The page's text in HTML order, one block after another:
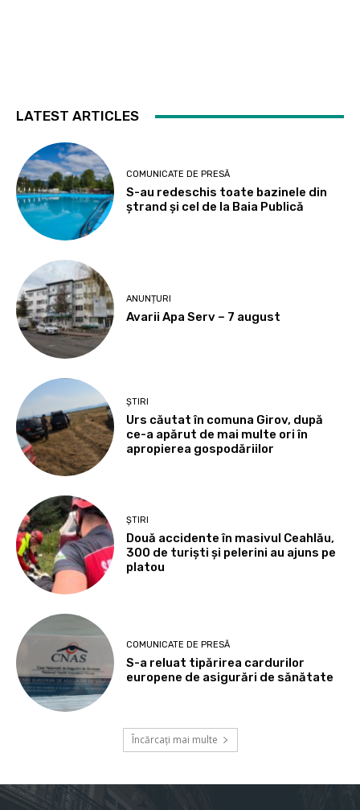
LATEST ARTICLES
COMUNICATE DE PRESĂ
S-au redeschis toate bazinele din
ștrand și cel de la Baia Publică
ANUNȚURI
Avarii Apa Serv – 7 august
ȘTIRI
Urs căutat în comuna Girov, după
ce-a apărut de mai multe ori în
apropierea gospodăriilor
ȘTIRI
Două accidente în masivul Ceahlău,
300 de turiști și pelerini au ajuns pe
platou
COMUNICATE DE PRESĂ
S-a reluat tipărirea cardurilor
europene de asigurări de sănătate
Încărcați mai multe